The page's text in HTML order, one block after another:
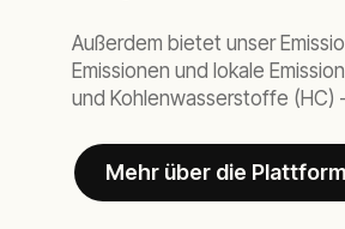
Außerdem bietet unser
Emissionen und lokale
und Kohlenwasserstoffe (HC)
Mehr über die